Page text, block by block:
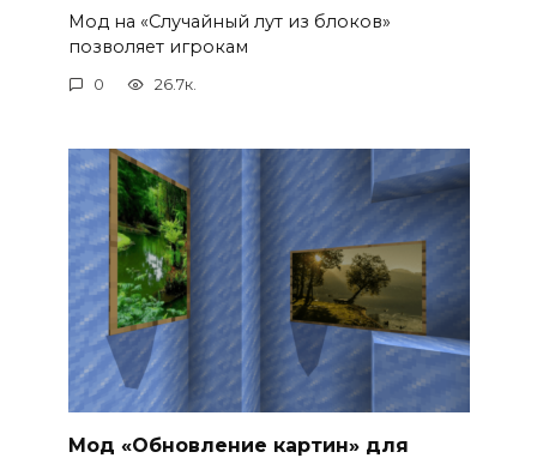
Мод на «Случайный лут из блоков»
позволяет игрокам
0 26.7к.
Мод «Обновление картин» для